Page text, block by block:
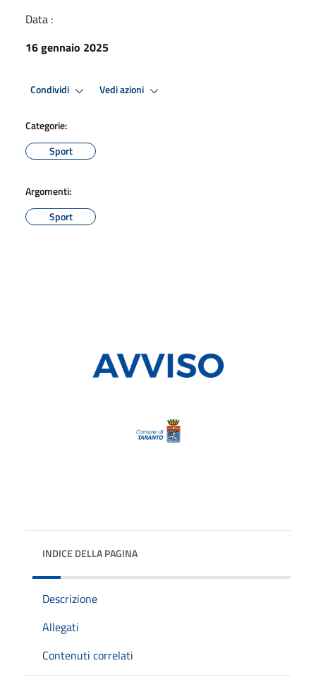
Data :
16 gennaio 2025
Condividi Vedi azioni
Categorie:
Sport
Argomenti:
Sport
INDICE DELLA PAGINA
Descrizione
Allegati
Contenuti correlati